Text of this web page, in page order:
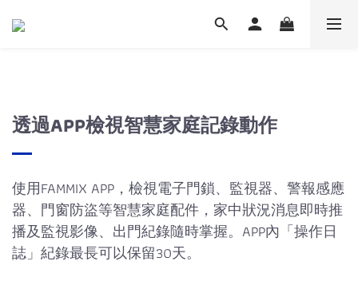
透過APP檢視智慧家庭記錄動作
使用FAMMIX APP，檢視電子門鎖、監視器、警報感應
器、門窗防盜等智慧家庭配件，家中狀況消息即時推
播及監視影像、出門紀錄隨時掌握。APP內「操作日
誌」紀錄最長可以保留30天。